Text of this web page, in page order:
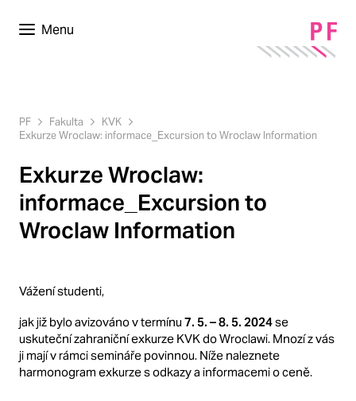
Menu
PF Fakulta
KVK
Exkurze Wroclaw: informace_Excursion to Wroclaw Information
Exkurze Wroclaw:
informace_Excursion to
Wroclaw Information
Vážení studenti,
jak již bylo avizováno v termínu 7. 5. – 8. 5. 2024se
uskuteční zahraniční exkurze KVK do Wroclawi. Mnozí z vás
ji mají v rámci semináře povinnou. Níže naleznete
harmonogram exkurze s odkazy a informacemi o ceně.